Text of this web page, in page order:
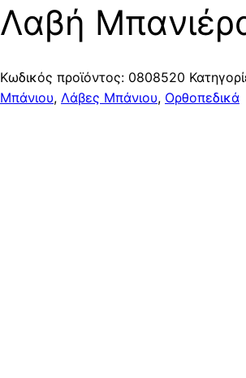
Λαβή
Κωδικός προϊόντος: 0808520
Μπάνιου, Λάβες Μπάνιου, Ορθοπεδικά